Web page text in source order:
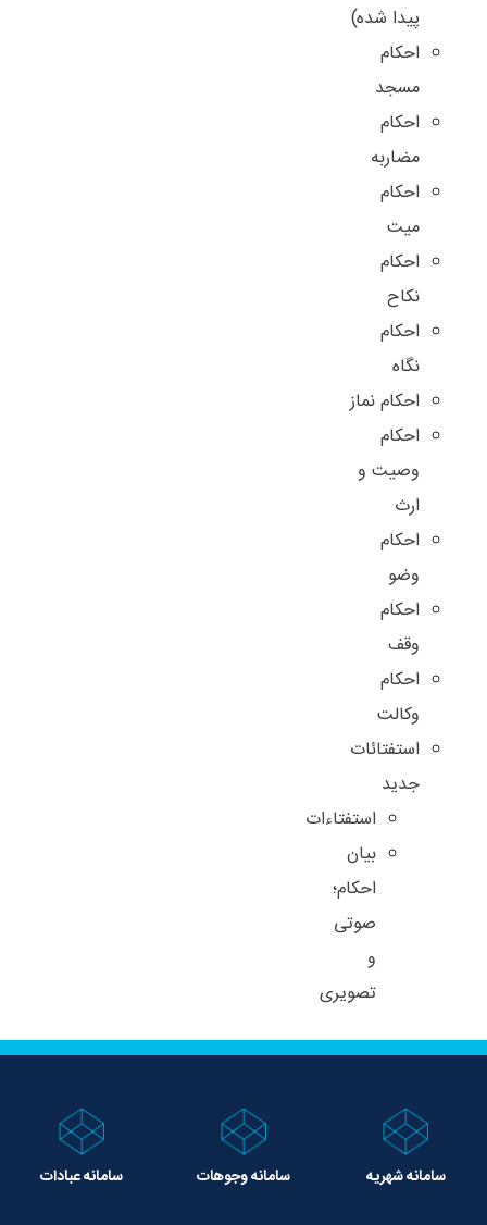
پیدا شده)
احکام
مسجد
احکام
مضاربه
احکام
میت
احکام
نکاح
احکام
نگاه
احکام نماز
احکام
وصیت و
ارث
احکام
وضو
احکام
وقف
احکام
وکالت
استفتائات
جدید
استفتاءات
بیان
احکام؛
صوتی
و
تصویری
سامانه شهریه سامانه وجوهات سامانه عبادات